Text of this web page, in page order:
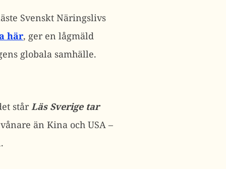
Svenskt Näringslivs
här, ger en lågmäld
globala samhälle.
stårLäs Sverige tar
än Kina och USA –